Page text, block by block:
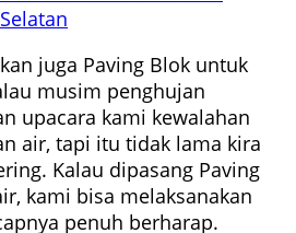
juga Paving Blok untuk
musim penghujan
upacara kami kewalahan
air, tapi itu tidak lama kira
Kalau dipasang Paving
kami bisa melaksanakan
penuh berharap.